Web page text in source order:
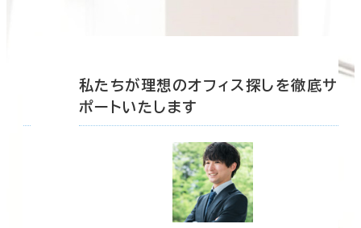
私たちが理想のオフィス探しを徹底サ
ポートいたします